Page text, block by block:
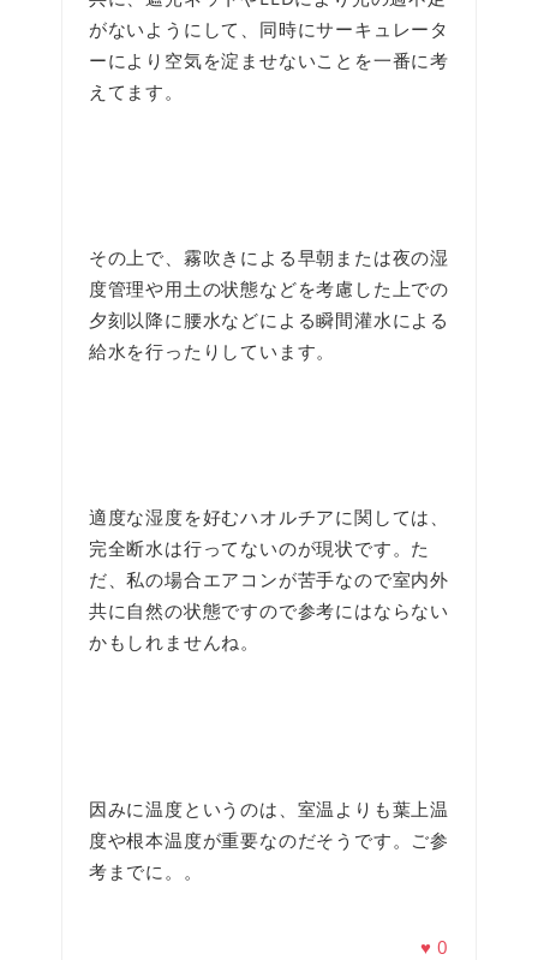
がないようにして、同時にサーキュレータ
ーにより空気を淀ませないことを一番に考
えてます。
その上で、霧吹きによる早朝または夜の湿
度管理や用土の状態などを考慮した上での
夕刻以降に腰水などによる瞬間灌水による
給水を行ったりしています。
適度な湿度を好むハオルチアに関しては、
完全断水は行ってないのが現状です。た
だ、私の場合エアコンが苦手なので室内外
共に自然の状態ですので参考にはならない
かもしれませんね。
因みに温度というのは、室温よりも葉上温
度や根本温度が重要なのだそうです。ご参
考までに。。
♥0